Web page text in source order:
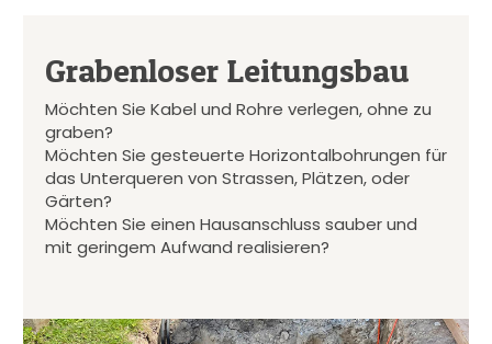
Grabenloser Leitungsbau
Möchten Sie Kabel und Rohre verlegen, ohne zu
graben?
Möchten Sie gesteuerte Horizontalbohrungen für
das Unterqueren von Strassen, Plätzen, oder
Gärten?
Möchten Sie einen Hausanschluss sauber und
mit geringem Aufwand realisieren?